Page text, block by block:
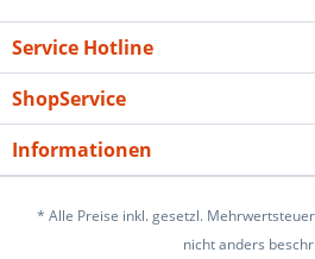
Service Hotline
ShopService
Informationen
* Alle Preise inkl. gesetzl.
nicht anders